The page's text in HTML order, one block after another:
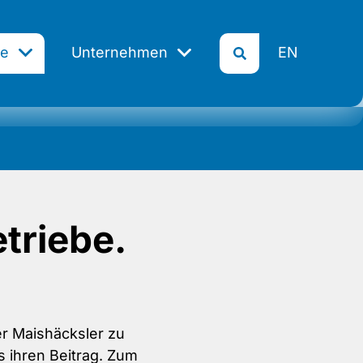
Unternehmen EN
Maishäcksler zu
ihren Beitrag. Zum